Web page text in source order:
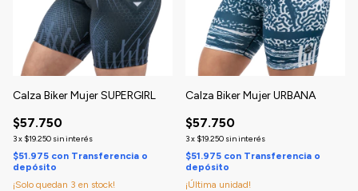
Calza Biker Mujer SUPERGIRL
$57.750
3x $19.250 sin interés
$51.975 con Transferencia o
depósito
¡Solo quedan 3 en stock!
Calza Biker Mujer URBANA
$57.750
3x $19.250 sin interés
$51.975 con Transferencia o
depósito
¡Última unidad!